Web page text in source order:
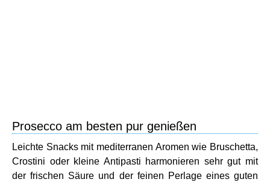
Prosecco am besten pur genießen
Leichte Snacks mit mediterranen Aromen wie Bruschetta,
Crostini oder kleine Antipasti harmonieren sehr gut mit
der frischen Säure und der feinen Perlage eines guten